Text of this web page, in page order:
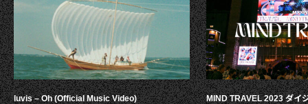
luvis – Oh (Official Music Video) MIND TRAVEL 2023 ダイ